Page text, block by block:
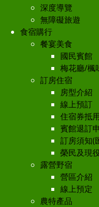
深度導覽
無障礙旅遊
食宿購行
餐宴美食
國民賓館
梅花廳/楓
訂房住宿
房型介紹
線上預訂
住宿券抵
賓館退訂
訂房須知(
榮民及現
露營野宿
營區介紹
線上預定
農特產品